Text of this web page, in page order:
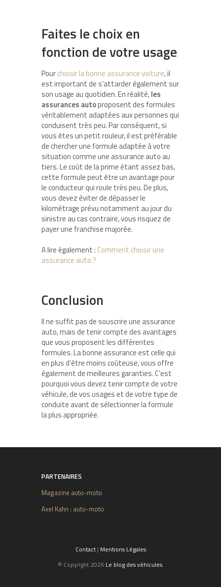
Faites le choix en
fonction de votre usage
Pourchoisir la bonne assurance voiture, il
est important de s’attarder également sur
son usage au quotidien. En réalité,les
assurances autoproposent des formules
véritablement adaptées aux personnes qui
conduisent très peu. Par conséquent, si
vous êtes un petit rouleur, il est préférable
de chercher une formule adaptée à votre
situation comme une assurance auto au
tiers. Le coût de la prime étant assez bas,
cette formule peut être un avantage pour
le conducteur qui roule très peu. De plus,
vous devez éviter de dépasser le
kilométrage prévu notamment au jour du
sinistre au cas contraire, vous risquez de
payer une franchise majorée.
A lire également : Comment choisir une
assurance auto ?
Conclusion
Il ne suffit pas de souscrire une assurance
auto, mais de tenir compte des avantages
que vous proposent les différentes
formules. La bonne assurance est celle qui
en plus d’être moins coûteuse, vous offre
également de meilleures garanties. C’est
pourquoi vous devez tenir compte de votre
véhicule, de vos usages et de votre type de
conduite avant de sélectionner la formule
la plus appropriée.
PARTENAIRES
Magazine auto-moto
Axel Kahn : auto-moto
Contact| Mentions Légales
© Copyright 2026 Le blog des véhicules.